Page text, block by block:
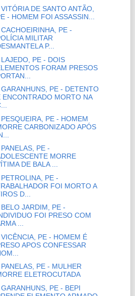
DE SANTO ANTÃO,
- HOMEM FOI ASSASSIN...
PE -
MILITAR
P...
PE - DOIS
FORAM PRESOS
PE - DETENTO
ENCONTRADO MORTO NA
PE - HOMEM
CARBONIZADO APÓS
PE -
MORRE
DE BALA ...
PE -
FOI MORTO A
D...
JARDIM, PE -
FOI PRESO COM
...
PE - HOMEM É
APOS CONFESSAR
PE - MULHER
ELETROCUTADA
PE - BEPI